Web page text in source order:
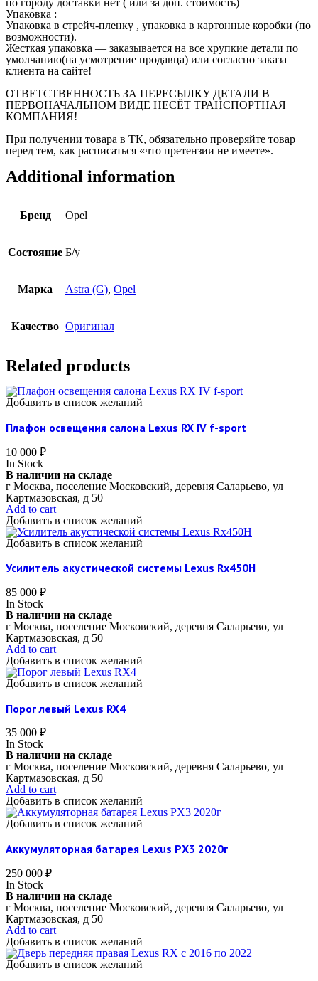
по городу доставки нет ( или за доп. стоимость)
Упаковка :
Упаковка в стрейч-пленку , упаковка в картонные коробки (по
возможности).
Жесткая упаковка — заказывается на все хрупкие детали по
умолчанию(на усмотрение продавца) или согласно заказа
клиента на сайте!
ОТВЕТСТВЕННОСТЬ ЗА ПЕРЕСЫЛКУ ДЕТАЛИ В
ПЕРВОНАЧАЛЬНОМ ВИДЕ НЕСЁТ ТРАНСПОРТНАЯ
КОМПАНИЯ!
При получении товара в ТК, обязательно проверяйте товар
перед тем, как расписаться «что претензии не имеете».
Additional information
Бренд Opel
Состояние Б/у
Марка Astra (G), Opel
Качество Оригинал
Related products
Добавить в список желаний
Плафон освещения салона Lexus RX IV f-sport
10 000 ₽
In Stock
В наличии на складе
г Москва, поселение Московский, деревня Саларьево, ул
Картмазовская, д 50
Add to cart
Добавить в список желаний
Добавить в список желаний
Усилитель акустической системы Lexus Rx450H
85 000 ₽
In Stock
В наличии на складе
г Москва, поселение Московский, деревня Саларьево, ул
Картмазовская, д 50
Add to cart
Добавить в список желаний
Добавить в список желаний
Порог левый Lexus RX4
35 000 ₽
In Stock
В наличии на складе
г Москва, поселение Московский, деревня Саларьево, ул
Картмазовская, д 50
Add to cart
Добавить в список желаний
Добавить в список желаний
Аккумуляторная батарея Lexus РX3 2020г
250 000 ₽
In Stock
В наличии на складе
г Москва, поселение Московский, деревня Саларьево, ул
Картмазовская, д 50
Add to cart
Добавить в список желаний
Добавить в список желаний